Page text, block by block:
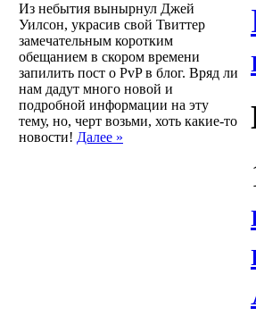
Из небытия вынырнул Джей
Уилсон, украсив свой Твиттер
замечательным коротким
обещанием в скором времени
запилить пост о PvP в блог. Вряд ли
нам дадут много новой и
подробной информации на эту
тему, но, черт возьми, хоть какие-то
новости! Далее »